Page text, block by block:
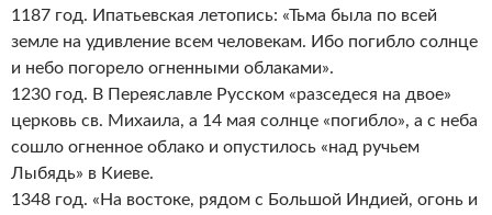
1187 год. Ипатьевская летопись: «Тьма была по всей
земле на удивление всем человекам. Ибо погибло солнце
и небо погорело огненными облаками».
1230 год. В Переяславле Русском «разседеся на двое»
церковь св. Михаила, а 14 мая солнце «погибло», а с неба
сошло огненное облако и опустилось «над ручьем
Лыбядь» в Киеве.
1348 год. «На востоке, рядом с Большой Индией, огонь и